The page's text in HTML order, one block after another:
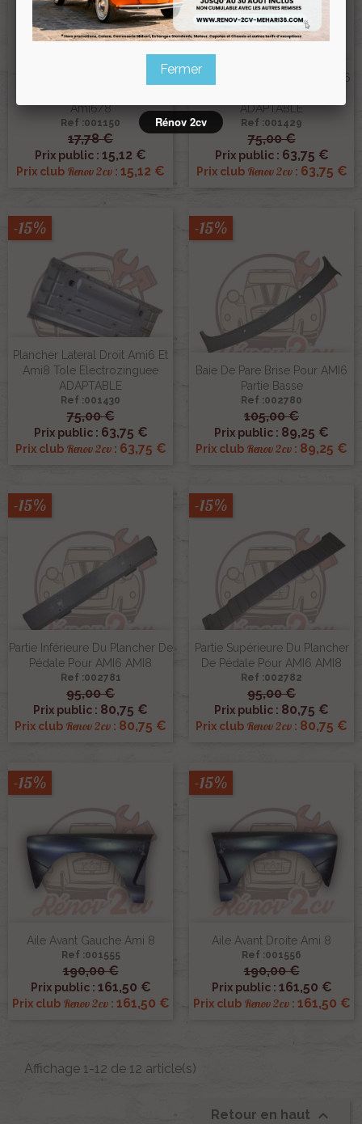
Ami6/8
Ref :001150
17,78 €
Prix public : 15,12 €
Prix club Renov 2cv : 15,12 €
Plancher Lateral Gauche Ami6
ADAPTABLE
Ref :001429
75,00 €
Prix public : 63,75 €
Prix club Renov 2cv: 63,75 €
Plancher Lateral Droit Ami6 Et
Ami8 Tole Electrozinguee
ADAPTABLE
Ref :001430
75,00 €
Prix public : 63,75 €
Prix club Renov 2cv: 63,75 €
-15%
Baie De Pare Brise Pour AMI6
Partie Basse
Ref :002780
105,00 €
Prix public : 89,25 €
Prix club Renov 2cv : 89,25 €
-15%
Partie Inférieure Du Plancher De
Pédale Pour AMI6 AMI8
Ref :002781
95,00 €
Prix public : 80,75 €
Prix club Renov 2cv : 80,75 €
-15%
Partie Supérieure Du Plancher
De Pédale Pour AMI6 AMI8
Ref :002782
95,00 €
Prix public : 80,75 €
Prix club Renov 2cv : 80,75 €
-15%
Aile Avant Gauche Ami 8
Ref :001555
190,00 €
Prix public : 161,50 €
Prix club Renov 2cv: 161,50 €
-15%
Aile Avant Droite Ami 8
Ref :001556
190,00 €
Prix public : 161,50 €
Prix club Renov 2cv: 161,50 €
-15%
Affichage 1-12 de 12 article(s)
Retour en haut 
Fermer
Rénov 2cv